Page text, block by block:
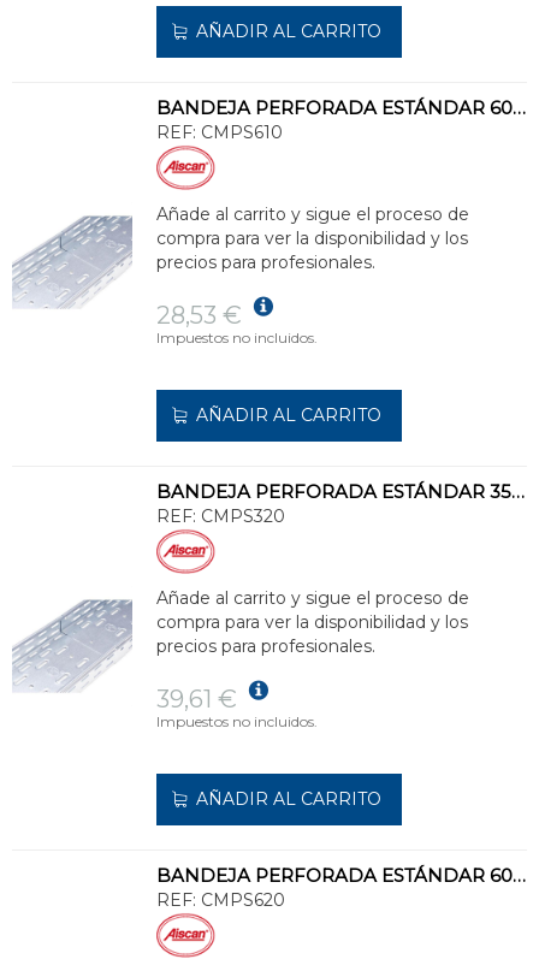
AÑADIR AL CARRITO
BANDEJA PERFORADA ESTÁNDAR 60x100 GALVANIZADO SENZIMIR
REF: CMPS610
Añade al carrito y sigue el proceso de
compra para ver la disponibilidad y los
precios para profesionales.
28,53 €
Impuestos no incluidos.
AÑADIR AL CARRITO
BANDEJA PERFORADA ESTÁNDAR 35x200 GALVANIZADO SENZIMIR
REF: CMPS320
Añade al carrito y sigue el proceso de
compra para ver la disponibilidad y los
precios para profesionales.
39,61 €
Impuestos no incluidos.
AÑADIR AL CARRITO
BANDEJA PERFORADA ESTÁNDAR 60x200 GALVANIZADO SENZIMIR
REF: CMPS620